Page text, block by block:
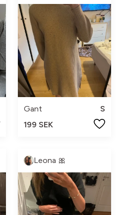
Gant
S
199 SEK
Leona 🎀